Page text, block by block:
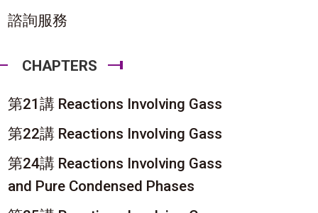
諮詢服務
CHAPTERS
第21講 Reactions Involving Gass
第22講 Reactions Involving Gass
第24講 Reactions Involving Gass
and Pure Condensed Phases